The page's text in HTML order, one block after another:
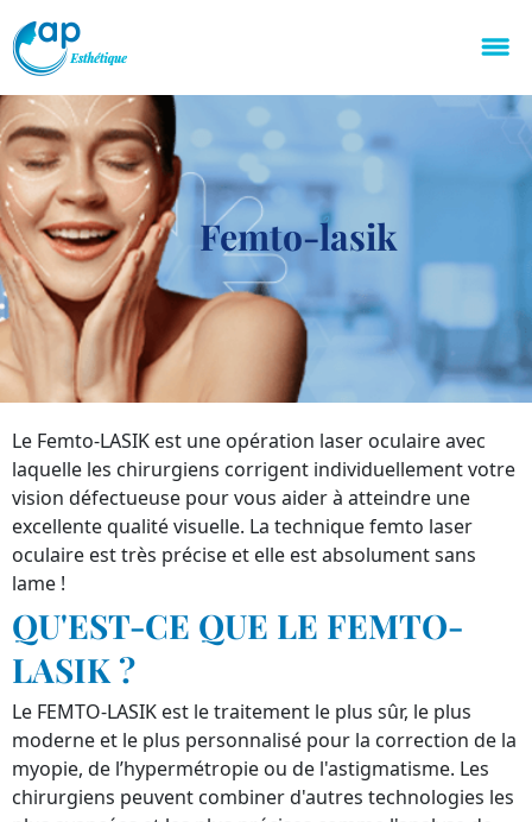
Femto-lasik
Le Femto-LASIK est une opération laser oculaire avec
laquelle les chirurgiens corrigent individuellement votre
vision défectueuse pour vous aider à atteindre une
excellente qualité visuelle. La technique femto laser
oculaire est très précise et elle est absolument sans
lame !
QU'EST-CE QUE LE FEMTO-
LASIK ?
Le FEMTO-LASIK est le traitement le plus sûr, le plus
moderne et le plus personnalisé pour la correction de la
myopie, de l’hypermétropie ou de l'astigmatisme. Les
chirurgiens peuvent combiner d'autres technologies les